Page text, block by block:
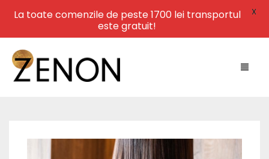
HOME
La toate comenzile de peste 1700 lei transportul
este gratuit!
X